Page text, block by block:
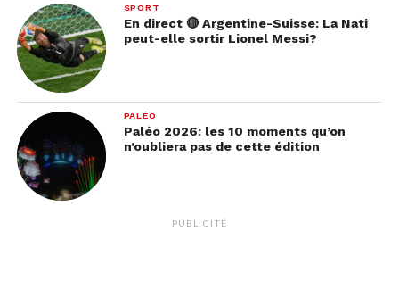
SPORT
En direct 🔴 Argentine-Suisse: La Nati
peut-elle sortir Lionel Messi?
PALÉO
Paléo 2026: les 10 moments qu’on
n’oubliera pas de cette édition
PUBLICITÉ